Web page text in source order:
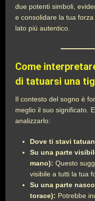
due potenti simboli,
e consolidare la tua
lato più autentico.
Come
di tatuarsi una
Il contesto del sogno è
meglio il suo significato.
analizzarlo:
Dove ti stavi
Su una parte
mano): Questo
visibile a tutti la tua
Su una parte
torace): Potrebbe